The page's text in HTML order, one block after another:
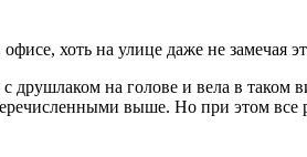
хоть на улице даже не
на голове и вела в таком
выше. Но при этом все